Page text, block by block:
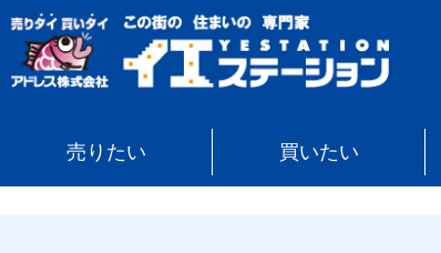
売りたい 買いたい
イエステーション » 売買実績